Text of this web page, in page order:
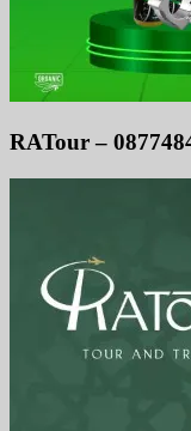
RATour –